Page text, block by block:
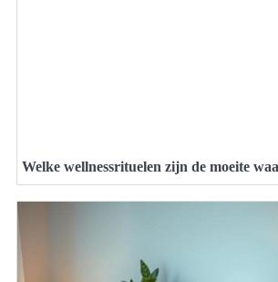
Welke wellnessrituelen zijn de moeite